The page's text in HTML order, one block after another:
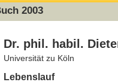
2003
Dr. phil. habil.
Universität zu Köln
Lebenslauf